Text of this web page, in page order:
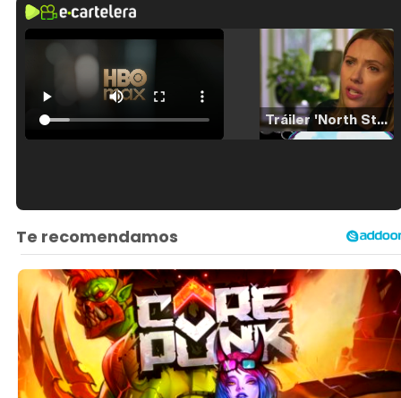
Tráiler 'North Star' (2023)
Tráiler 'Vida perra' (2026)